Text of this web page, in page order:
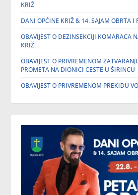
KRIŽ
DANI OPĆINE KRIŽ & 14. SAJAM OBRTA I
OBAVIJEST O DEZINSEKCIJI KOMARACA
KRIŽ
OBAVIJEST O PRIVREMENOM
PROMETA NA DIONICI CESTE U ŠIRINCU
OBAVIJEST O PRIVREMENOM PREKIDU